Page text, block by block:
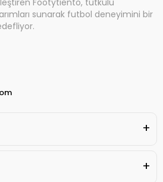
sunarak futbol deneyimini bir